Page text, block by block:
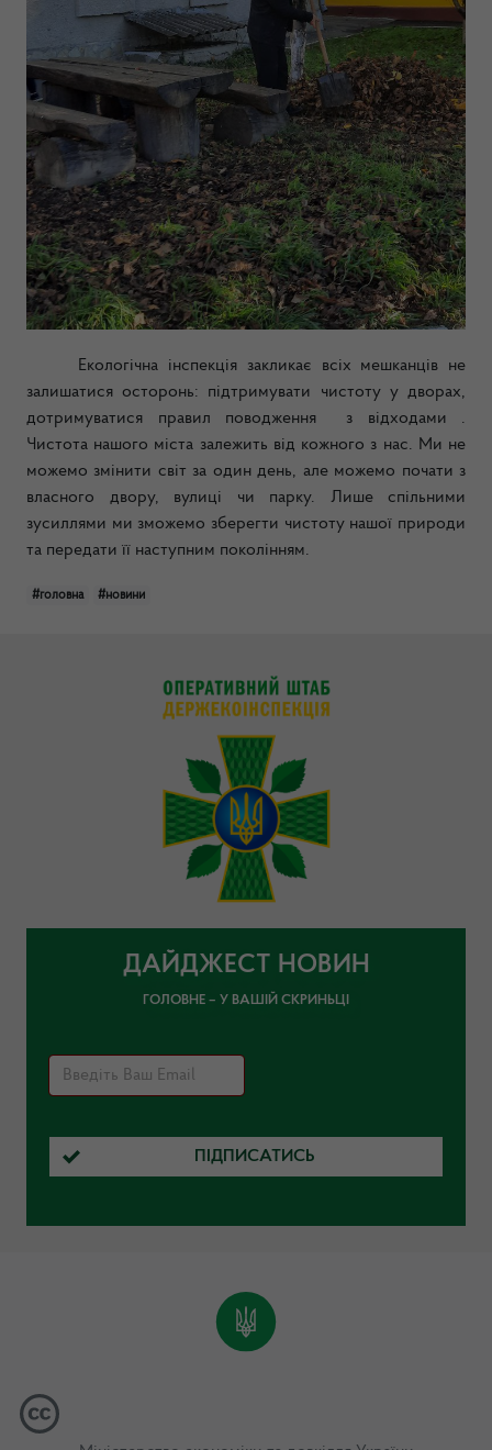
Екологічна інспекція закликає всіх мешканців не
залишатися осторонь: підтримувати чистоту у дворах,
дотримуватися правил поводження з відходами .
Чистота нашого міста залежить від кожного з нас. Ми не
можемо змінити світ за один день, але можемо почати з
власного двору, вулиці чи парку. Лише спільними
зусиллями ми зможемо зберегти чистоту нашої природи
та передати її наступним поколінням.
#головна #новини
ДАЙДЖЕСТ НОВИН
ГОЛОВНЕ – У ВАШІЙ СКРИНЬЦІ
ПІДПИСАТИСЬ